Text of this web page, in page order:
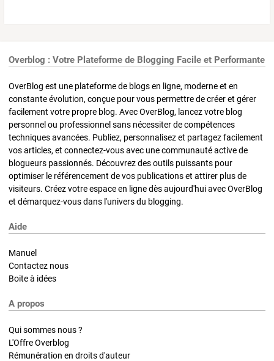
Overblog : Votre Plateforme de Blogging Facile et Performante
OverBlog est une plateforme de blogs en ligne, moderne et en
constante évolution, conçue pour vous permettre de créer et gérer
facilement votre propre blog. Avec OverBlog, lancez votre blog
personnel ou professionnel sans nécessiter de compétences
techniques avancées. Publiez, personnalisez et partagez facilement
vos articles, et connectez-vous avec une communauté active de
blogueurs passionnés. Découvrez des outils puissants pour
optimiser le référencement de vos publications et attirer plus de
visiteurs. Créez votre espace en ligne dès aujourd'hui avec OverBlog
et démarquez-vous dans l'univers du blogging.
Aide
Manuel
Contactez nous
Boite à idées
A propos
Qui sommes nous ?
L'Offre Overblog
Rémunération en droits d'auteur